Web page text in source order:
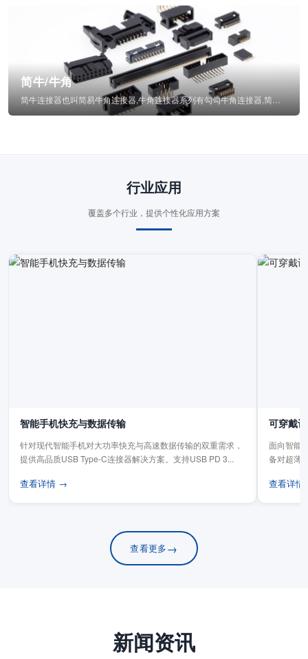
简牛/牛角
行业应用
覆盖多个行业，提供个性化应用方案
智能手机快充与数据传输
针对现代智能手机对大功率快充与高速数据传输的双重需求，
提供高品质USB Type-C连接器解决方案。支持USB PD 3...
查看详情 →
可穿戴
面向智能
备对超薄
查看详
查看更多→
新闻资讯